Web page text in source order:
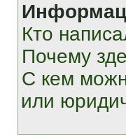
Кто
Почему
С кем
или